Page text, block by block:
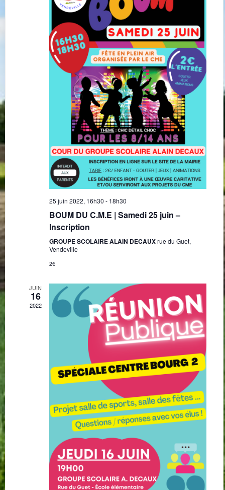
25 juin 2022, 16h30 - 18h30
BOUM DU C.M.E | Samedi 25 juin –
Inscription
GROUPE SCOLAIRE ALAIN DECAUXrue du Guet,
Vendeville
2€
JUIN
16
2022